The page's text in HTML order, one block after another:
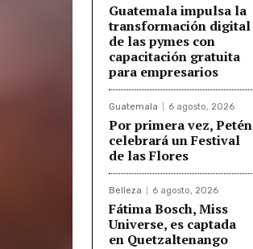
Guatemala impulsa la
transformación digital
de las pymes con
capacitación gratuita
para empresarios
Guatemala 6 agosto, 2026
Por primera vez, Petén
celebrará un Festival
de las Flores
Belleza 6 agosto, 2026
Fátima Bosch, Miss
Universe, es captada
en Quetzaltenango